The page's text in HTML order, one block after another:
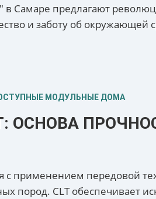
в Самаре предлагают
и заботу об
МОДУЛЬНЫЕ ДОМА
ОСНОВА
применением передовой
пород. CLT обеспечивает